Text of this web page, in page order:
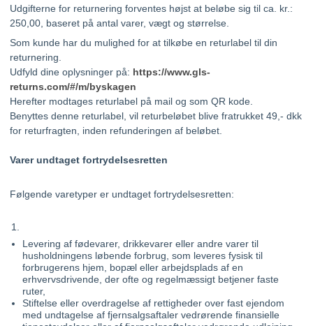
Udgifterne for returnering forventes højst at beløbe sig til ca. kr.:
250,00, baseret på antal varer, vægt og størrelse.
Som kunde har du mulighed for at tilkøbe en returlabel til din
returnering.
Udfyld dine oplysninger på: https://www.gls-
returns.com/#/m/byskagen
Herefter modtages returlabel på mail og som QR kode.
Benyttes denne returlabel, vil returbeløbet blive fratrukket 49,- dkk
for returfragten, inden refunderingen af beløbet.
Varer undtaget fortrydelsesretten
Følgende varetyper er undtaget fortrydelsesretten:
Levering af fødevarer, drikkevarer eller andre varer til
husholdningens løbende forbrug, som leveres fysisk til
forbrugerens hjem, bopæl eller arbejdsplads af en
erhvervsdrivende, der ofte og regelmæssigt betjener faste
ruter,
Stiftelse eller overdragelse af rettigheder over fast ejendom
med undtagelse af fjernsalgsaftaler vedrørende finansielle